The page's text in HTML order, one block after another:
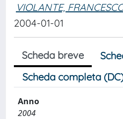
VIOLANTE,
2004-01-01
Scheda breve
Scheda completa
Anno
2004